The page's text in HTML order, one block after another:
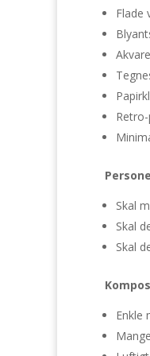
Flade
Skal
Skal
Skal
Enkle